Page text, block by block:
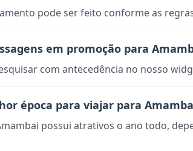
pode ser feito conforme as
em promoção para
com antecedência no nosso
época para viajar para
possui atrativos o ano todo,